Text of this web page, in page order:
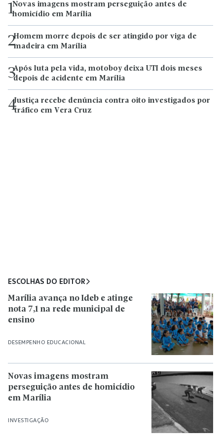
1Novas imagens mostram perseguição antes de
homicídio em Marília
2Homem morre depois de ser atingido por viga de
madeira em Marília
3Após luta pela vida, motoboy deixa UTI dois meses
depois de acidente em Marília
4Justiça recebe denúncia contra oito investigados por
tráfico em Vera Cruz
ESCOLHAS DO EDITOR
DESEMPENHO EDUCACIONAL
Marília avança no Ideb e atinge
nota 7,1 na rede municipal de
ensino
INVESTIGAÇÃO
Novas imagens mostram
perseguição antes de homicídio
em Marília